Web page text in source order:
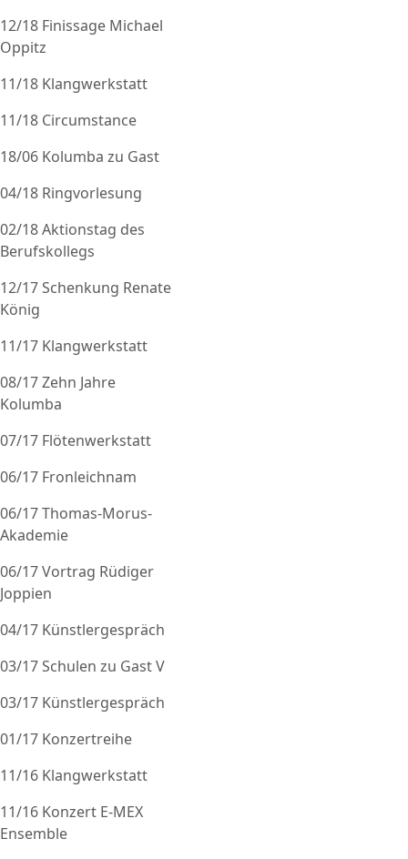
12/18 Finissage Michael
Oppitz
11/18 Klangwerkstatt
11/18 Circumstance
18/06 Kolumba zu Gast
04/18 Ringvorlesung
02/18 Aktionstag des
Berufskollegs
12/17 Schenkung Renate
König
11/17 Klangwerkstatt
08/17 Zehn Jahre
Kolumba
07/17 Flötenwerkstatt
06/17 Fronleichnam
06/17 Thomas-Morus-
Akademie
06/17 Vortrag Rüdiger
Joppien
04/17 Künstlergespräch
03/17 Schulen zu Gast V
03/17 Künstlergespräch
01/17 Konzertreihe
11/16 Klangwerkstatt
11/16 Konzert E-MEX
Ensemble